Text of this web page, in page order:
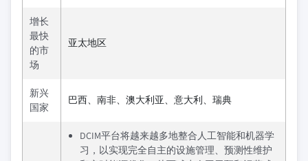
增长
最快
的市
场
亚太地区
新兴
国家
巴西、南非、澳大利亚、意大利、瑞典
DCIM平台将越来越多地整合人工智能和机器学
习，以实现完全自主的设施管理、预测性维护